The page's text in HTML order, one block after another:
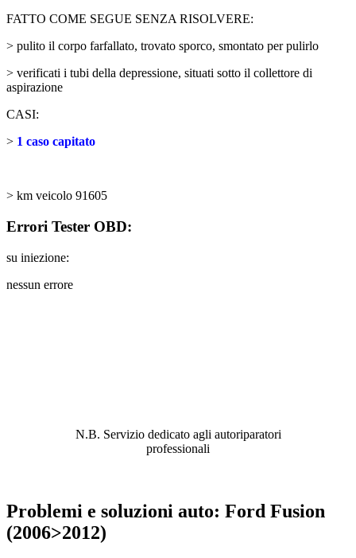
FATTO COME SEGUE SENZA RISOLVERE:
> pulito il corpo farfallato, trovato sporco, smontato per pulirlo
> verificati i tubi della depressione, situati sotto il collettore di
aspirazione
CASI:
> 1 caso capitato
> km veicolo 91605
Errori Tester OBD:
su iniezione:
nessun errore
N.B. Servizio dedicato agli autoriparatori
professionali
Problemi e soluzioni auto: Ford Fusion
(2006>2012)